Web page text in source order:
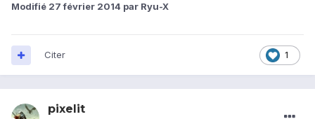
Modifié 27 février 2014 par Ryu-X
1
Citer
pixelit